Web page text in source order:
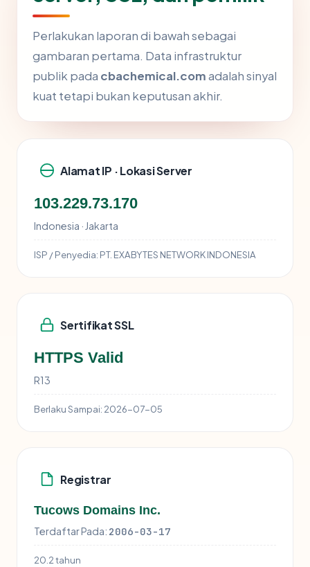
Perlakukan laporan di bawah sebagai
gambaran pertama. Data infrastruktur
publik pada cbachemical.comadalah sinyal
kuat tetapi bukan keputusan akhir.
Alamat IP · Lokasi Server
103.229.73.170
Indonesia · Jakarta
ISP / Penyedia: PT. EXABYTES NETWORK INDONESIA
Sertifikat SSL
HTTPS Valid
R13
Berlaku Sampai: 2026-07-05
Registrar
Tucows Domains Inc.
Terdaftar Pada: 2006-03-17
20.2 tahun